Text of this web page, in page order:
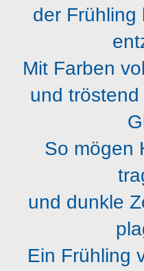
der Frühling
Mit Farben
und
So mögen
und dunkle
Ein Frühling